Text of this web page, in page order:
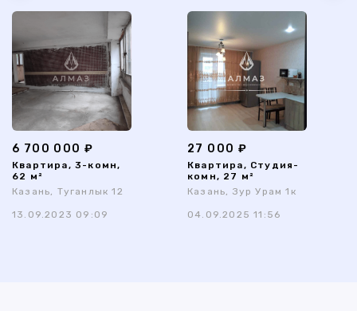
6 700 000 ₽
Квартира, 3-комн,
62 м²
Казань, Туганлык 12
13.09.2023 09:09
27 000 ₽
Квартира, Студия-
комн, 27 м²
Казань, Зур Урам 1к
04.09.2025 11:56